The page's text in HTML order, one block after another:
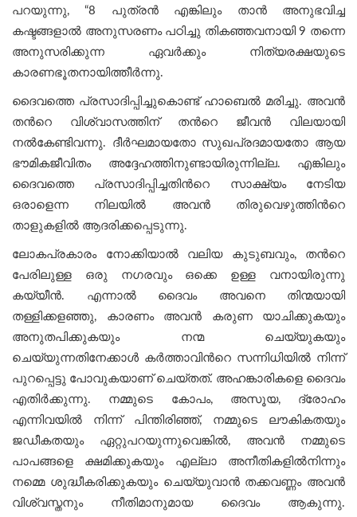
പറയുന്നു, “8 പുത്രൻ എങ്കിലും താൻ അനുഭവിച്ച
കഷ്ടങ്ങളാൽ അനുസരണം പഠിച്ചു തികഞ്ഞവനായി 9 തന്നെ
അനുസരിക്കുന്ന ഏവർക്കും നിത്യരക്ഷയുടെ
കാരണഭൂതനായിത്തീർന്നു.
ദൈവത്തെ പ്രസാദിപ്പിച്ചുകൊണ്ട് ഹാബെൽ മരിച്ചു. അവൻ
തന്‍റെ വിശ്വാസത്തിന് തന്‍റെ ജീവന്‍ വിലയായി
നൽകേണ്ടിവന്നു. ദീർഘമായതോ സുഖപ്രദമായതോ ആയ
ഭൗമികജീവിതം അദ്ദേഹത്തിനുണ്ടായിരുന്നില്ല. എങ്കിലും
ദൈവത്തെ പ്രസാദിപ്പിച്ചതിന്‍റെ സാക്ഷ്യം നേടിയ
ഒരാളെന്ന നിലയിൽ അവൻ തിരുവെഴുത്തിന്‍റെ
താളുകളില്‍ ആദരിക്കപ്പെടുന്നു.
ലോകപ്രകാരം നോക്കിയാല്‍ വലിയ കുടുബവും, തന്‍റെ
പേരിലുള്ള ഒരു നഗരവും ഒക്കെ ഉള്ള വനായിരുന്നു
കയ്യീന്‍. എന്നാൽ ദൈവം അവനെ തിന്മയായി
തള്ളിക്കളഞ്ഞു, കാരണം അവൻ കരുണ യാചിക്കുകയും
അനുതപിക്കുകയും നന്മ ചെയ്യുകയും
ചെയ്യുന്നതിനേക്കാൾ കർത്താവിന്‍റെ സന്നിധിയിൽ നിന്ന്
പുറപ്പെട്ടു പോവുകയാണ് ചെയ്തത്. അഹങ്കാരികളെ ദൈവം
എതിർക്കുന്നു. നമ്മുടെ കോപം, അസൂയ, ദ്രോഹം
എന്നിവയിൽ നിന്ന് പിന്തിരിഞ്ഞ്, നമ്മുടെ ലൗകികതയും
ജഡീകതയും ഏറ്റുപറയുന്നുവെങ്കിൽ, അവൻ നമ്മുടെ
പാപങ്ങളെ ക്ഷമിക്കുകയും എല്ലാ അനീതികളിൽനിന്നും
നമ്മെ ശുദ്ധീകരിക്കുകയും ചെയ്യുവാന്‍ തക്കവണ്ണം അവന്‍
വിശ്വസ്തനും നീതിമാനുമായ ദൈവം ആകുന്നു.